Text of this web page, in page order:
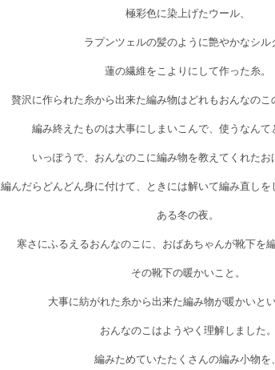
極彩色に染上げたウール、
ラプンツェルの髪のように艶やかなシル
蓮の繊維をこよりにして作った糸。
贅沢に作られた糸から出来た編み物はどれもおんなのこ
編み終えたものは大事にしまいこんで、使うなんて
いっぽうで、おんなのこに編み物を教えてくれたお
編んだらどんどん身に付けて、ときには解いて編み直しを
ある冬の夜。
寒さにふるえるおんなのこに、おばあちゃんが靴下を
その靴下の暖かいこと。
大事に紡がれた糸から出来た編み物が暖かいとい
おんなのこはようやく理解しました。
編みためていたたくさんの編み小物を、